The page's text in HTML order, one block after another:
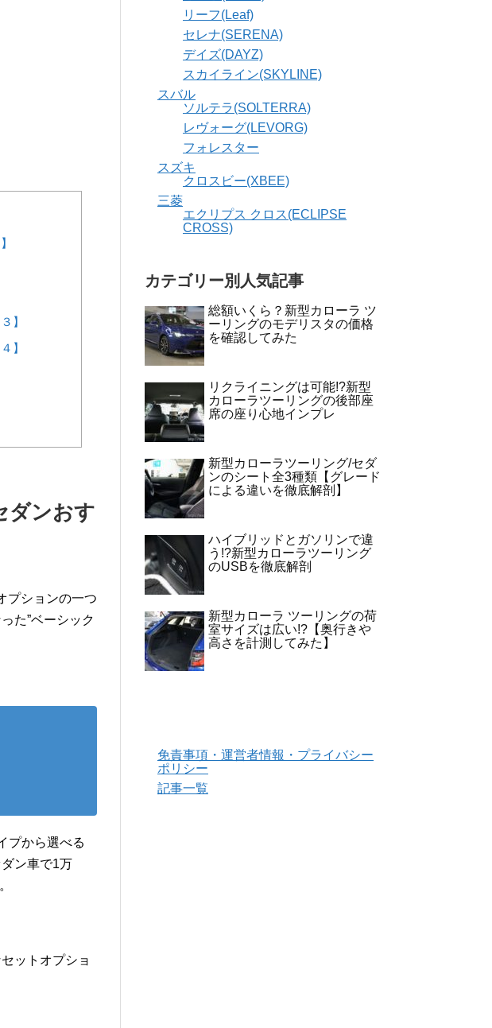
】
】
ダンおす
プションの一つ
た”ベーシック
プから選べる
ン車で1万
ットオプショ
リーフ(Leaf)
セレナ(SERENA)
デイズ(DAYZ)
スカイライン(SKYLINE)
スバル
ソルテラ(SOLTERRA)
レヴォーグ(LEVORG)
フォレスター
スズキ
クロスビー(XBEE)
三菱
エクリプス クロス(ECLIPSE
CROSS)
カテゴリー別人気記事
総額いくら？新型カローラ ツ
ーリングのモデリスタの価格
を確認してみた
リクライニングは可能!?新型
カローラツーリングの後部座
席の座り心地インプレ
新型カローラツーリング/セダ
ンのシート全3種類【グレード
による違いを徹底解剖】
ハイブリッドとガソリンで違
う!?新型カローラツーリング
のUSBを徹底解剖
新型カローラ ツーリングの荷
室サイズは広い!?【奥行きや
高さを計測してみた】
免責事項・運営者情報・プライバシー
ポリシー
記事一覧